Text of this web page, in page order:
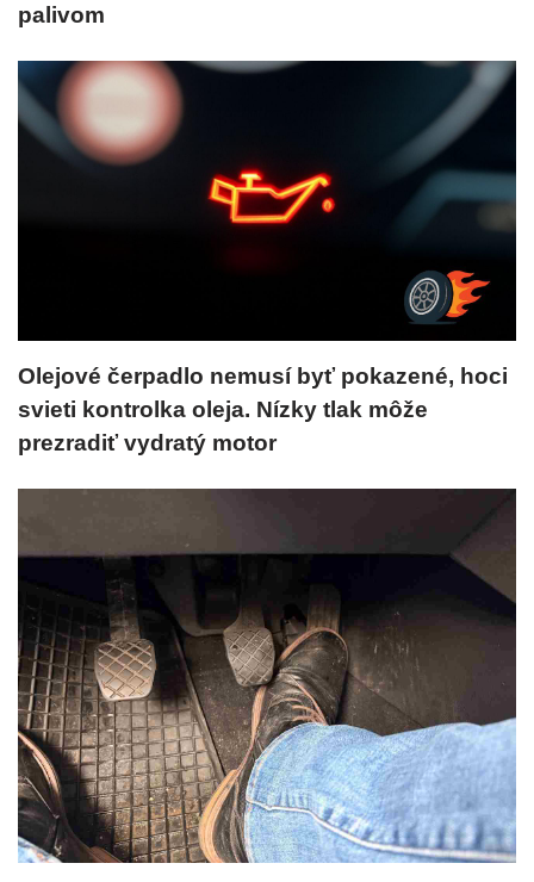
palivom
Olejové čerpadlo nemusí byť pokazené, hoci
svieti kontrolka oleja. Nízky tlak môže
prezradiť vydratý motor